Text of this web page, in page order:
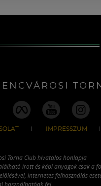
IMPRESSZUM
Torna Club hivatalos honlapja
írott és képi anyagok csak a
internetes felhasználás
használhatóak fel.